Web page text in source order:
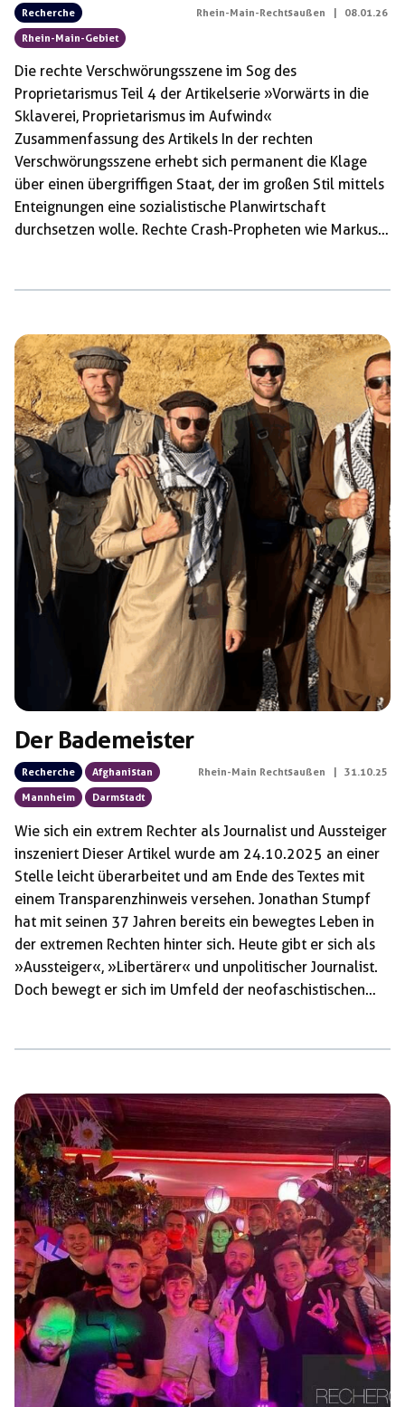
Recherche
Rhein-Main-Gebiet
Rhein-Main-Rechtsaußen 08.01.26
Die rechte Verschwörungsszene im Sog des
Proprietarismus Teil 4 der Artikelserie »Vorwärts in die
Sklaverei, Proprietarismus im Aufwind«
Zusammenfassung des Artikels In der rechten
Verschwörungsszene erhebt sich permanent die Klage
über einen übergriffigen Staat, der im großen Stil mittels
Enteignungen eine sozialistische Planwirtschaft
durchsetzen wolle. Rechte Crash-Propheten wie Markus
verschmilzt. Darin agieren Personen, die mit immer
neuen Geschäftsideen Geld aus der Szene schöpfen. Die
Partei DieBasis stimmt in den proprietaristischen Chor ein
und will die repräsentative Demokratie durch eine
»direkte Demokratie« ersetzen. Auch einige
VordenkerInnen […]
Der Bademeister
Recherche
Afghanistan
Mannheim
Darmstadt
Rhein-Main Rechtsaußen 31.10.25
Wie sich ein extrem Rechter als Journalist und Aussteiger
inszeniert Dieser Artikel wurde am 24.10.2025 an einer
Stelle leicht überarbeitet und am Ende des Textes mit
einem Transparenzhinweis versehen. Jonathan Stumpf
hat mit seinen 37 Jahren bereits ein bewegtes Leben in
der extremen Rechten hinter sich. Heute gibt er sich als
»Aussteiger«, »Libertärer« und unpolitischer Journalist.
Doch bewegt er sich im Umfeld der neofaschistischen
viel Freizeit verbringt. Stumpf scheint sich im
Darmstädter Alltags- und Nachtleben wohl zu fühlen. […]